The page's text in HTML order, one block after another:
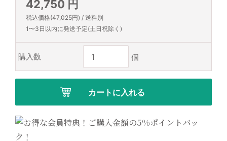
42,750 円
税込価格(47,025円) / 送料別
1〜3日以内に発送予定(土日祝除く)
購入数